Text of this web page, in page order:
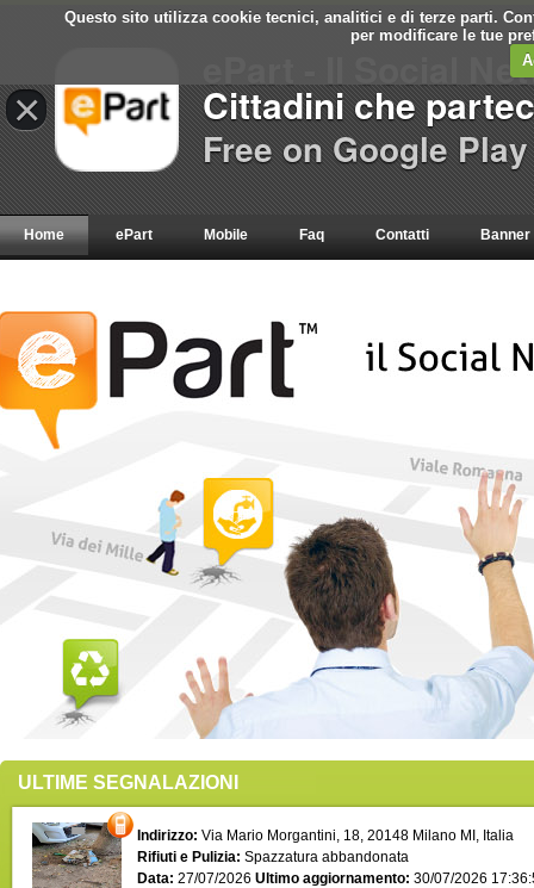
Questo sito utilizza cookie tecnici, analitici e di terze parti.
per modificare le tue
Home ePart Mobile Faq Contatti Banner
ULTIME SEGNALAZIONI
Indirizzo: Via Mario Morgantini, 18, 20148 Milano MI, Italia
Rifiuti e Pulizia: Spazzatura abbandonata
Data: 27/07/2026 Ultimo aggiornamento: 30/07/2026
×
ePart - Il Social
Cittadini che
Free on Google Play